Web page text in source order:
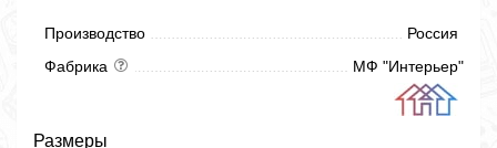
Производство
Россия
Фабрика
МФ "Интерьер"
Размеры